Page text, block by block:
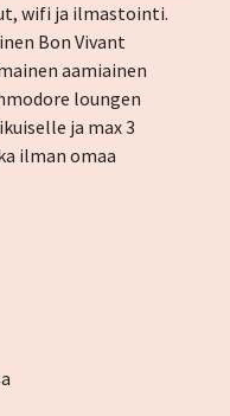
wifi ja ilmastointi.
Bon Vivant
aamiainen
loungen
ja max 3
ilman omaa